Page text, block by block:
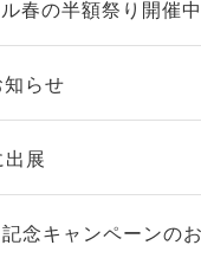
春の半額祭り開催
らせ
展
念キャンペーンの